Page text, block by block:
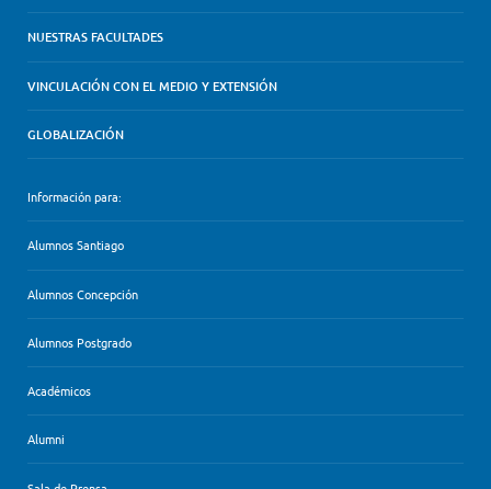
NUESTRAS FACULTADES
VINCULACIÓN CON EL MEDIO Y EXTENSIÓN
GLOBALIZACIÓN
Información para:
Alumnos Santiago
Alumnos Concepción
Alumnos Postgrado
Académicos
Alumni